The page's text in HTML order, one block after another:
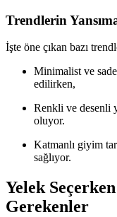
Trendlerin
İşte öne çıkan bazı
Minimalist ve
edilirken,
Renkli ve desenli
oluyor.
Katmanlı giyim
sağlıyor.
Yelek
Gerekenler